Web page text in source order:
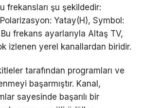
frekansları şu şekildedir:
Yatay(H), Symbol:
frekans ayarlarıyla Altaş TV,
izlenen yerel kanallardan biridir.
tarafından programları ve
başarmıştır. Kanal,
sayesinde başarılı bir